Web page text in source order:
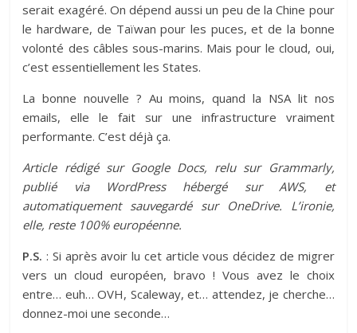
serait exagéré. On dépend aussi un peu de la Chine pour
le hardware, de Taïwan pour les puces, et de la bonne
volonté des câbles sous-marins. Mais pour le cloud, oui,
c’est essentiellement les States.
La bonne nouvelle ? Au moins, quand la NSA lit nos
emails, elle le fait sur une infrastructure vraiment
performante. C’est déjà ça.
Article rédigé sur Google Docs, relu sur Grammarly,
publié via WordPress hébergé sur AWS, et
automatiquement sauvegardé sur OneDrive. L’ironie,
elle, reste 100% européenne.
P.S. : Si après avoir lu cet article vous décidez de migrer
vers un cloud européen, bravo ! Vous avez le choix
entre… euh… OVH, Scaleway, et… attendez, je cherche…
donnez-moi une seconde…